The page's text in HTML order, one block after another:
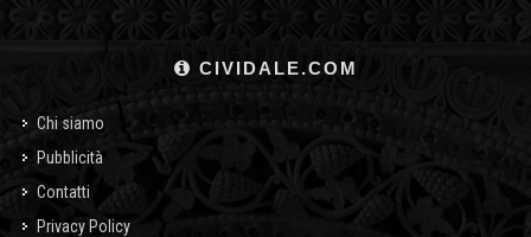
CIVIDALE.COM
Chi siamo
Pubblicità
Contatti
Privacy Policy